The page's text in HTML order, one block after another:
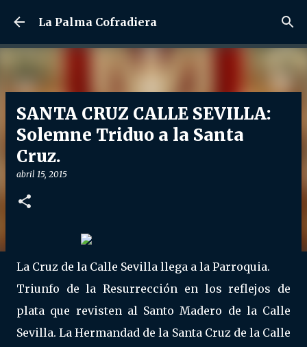
Ir al contenido principal
La Palma Cofradiera
SANTA CRUZ CALLE SEVILLA:
Solemne Triduo a la Santa
Cruz.
abril 15, 2015
La Cruz de la Calle Sevilla llega a la Parroquia.
Triunfo de la Resurrección en los reflejos de
plata que revisten al Santo Madero de la Calle
Sevilla. La Hermandad de la Santa Cruz de la Calle